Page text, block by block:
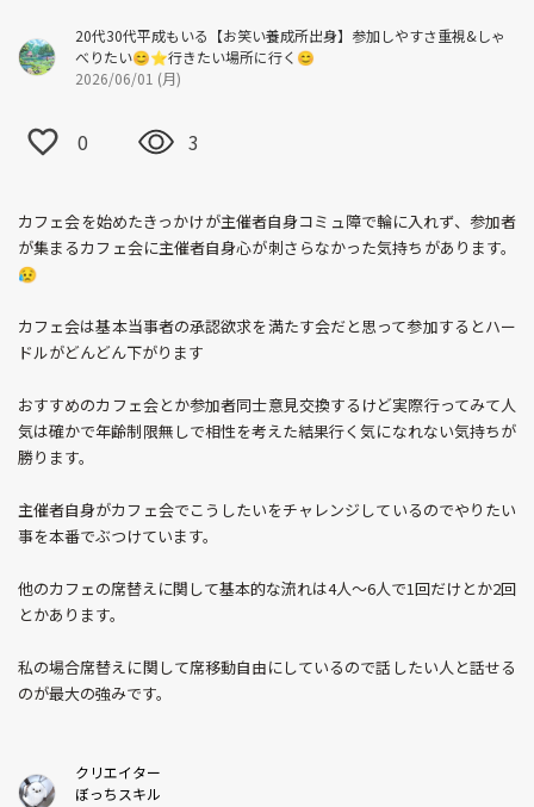
20代30代平成もいる【お笑い養成所出身】参加しやすさ重視&しゃ
べりたい😊⭐️行きたい場所に行く😊
2026/06/01 (月)
0 3
カフェ会を始めたきっかけが主催者自身コミュ障で輪に入れず、参加者
が集まるカフェ会に主催者自身心が刺さらなかった気持ちがあります。
😥
カフェ会は基本当事者の承認欲求を満たす会だと思って参加するとハー
ドルがどんどん下がります
おすすめのカフェ会とか参加者同士意見交換するけど実際行ってみて人
気は確かで年齢制限無しで相性を考えた結果行く気になれない気持ちが
勝ります。
主催者自身がカフェ会でこうしたいをチャレンジしているのでやりたい
事を本番でぶつけています。
他のカフェの席替えに関して基本的な流れは4人〜6人で1回だけとか2回
とかあります。
私の場合席替えに関して席移動自由にしているので話したい人と話せる
のが最大の強みです。
クリエイター
ぼっちスキル